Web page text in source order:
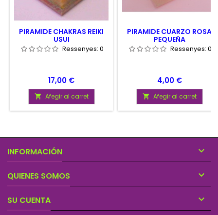
PIRAMIDE CHAKRAS REIKI
USUI
Ressenyes: 0
Preu
17,00 €
 Afegir al carret
PIRAMIDE CUARZO ROSA
PEQUEÑA
Ressenyes: 0
Preu
4,00 €
 Afegir al carret
INFORMACIÓN 
QUIENES SOMOS 
SU CUENTA 